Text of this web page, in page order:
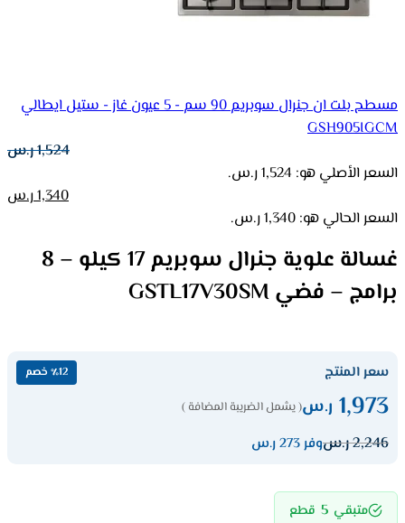
مسطح بلت ان جنرال سوبريم 90 سم - 5 عيون غاز - ستيل ايطالي
GSH905IGCM
1,524ر.س
السعر الأصلي هو: 1,524 ر.س.
1,340ر.س
السعر الحالي هو: 1,340 ر.س.
غسالة علوية جنرال سوبريم 17 كيلو – 8
برامج – فضي GSTL17V30SM
سعر المنتج ٪12 خصم
1,973 ر.س( يشمل الضريبة المضافة )
2,246ر.سوفر 273 ر.س
متبقي 5 قطع